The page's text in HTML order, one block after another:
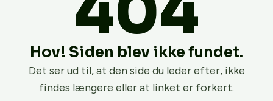
Hov! Siden blev ikke fundet.
Det ser ud til, at den side du leder efter, ikke
findes længere eller at linket er forkert.